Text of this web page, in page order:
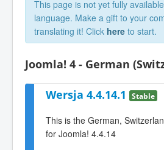
This page is not yet fully
language. Make a gift to your
translating it! Click here to start.
Joomla! 4 - German
Wersja 4.4.14.1 Stable
This is the German,
for Joomla! 4.4.14